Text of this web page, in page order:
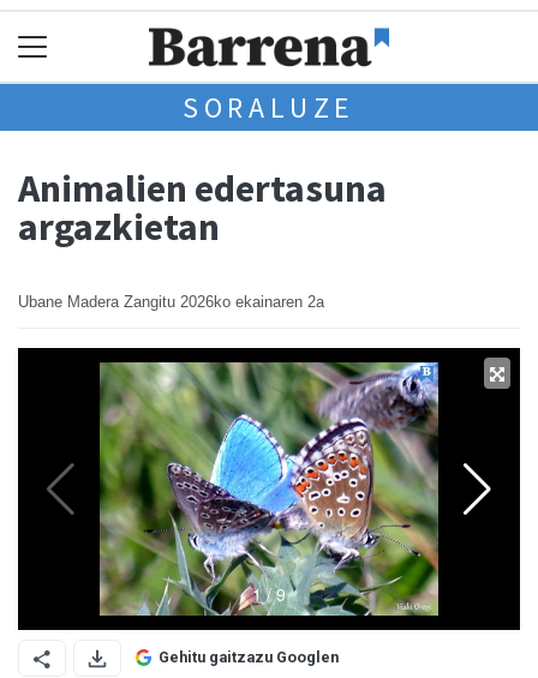
SORALUZE
Animalien edertasuna
argazkietan
Ubane Madera Zangitu 2026ko ekainaren 2a
Gehitu gaitzazu Googlen